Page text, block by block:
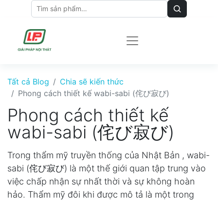
Tất cả Blog
Chia sẽ kiến thức
Phong cách thiết kế wabi-sabi (侘び寂び)
Phong cách thiết kế
wabi-sabi (侘び寂び)
Trong thẩm mỹ truyền thống của Nhật Bản , wabi-
sabi (侘び寂び) là một thế giới quan tập trung vào
việc chấp nhận sự nhất thời và sự không hoàn
hảo. Thẩm mỹ đôi khi được mô tả là một trong